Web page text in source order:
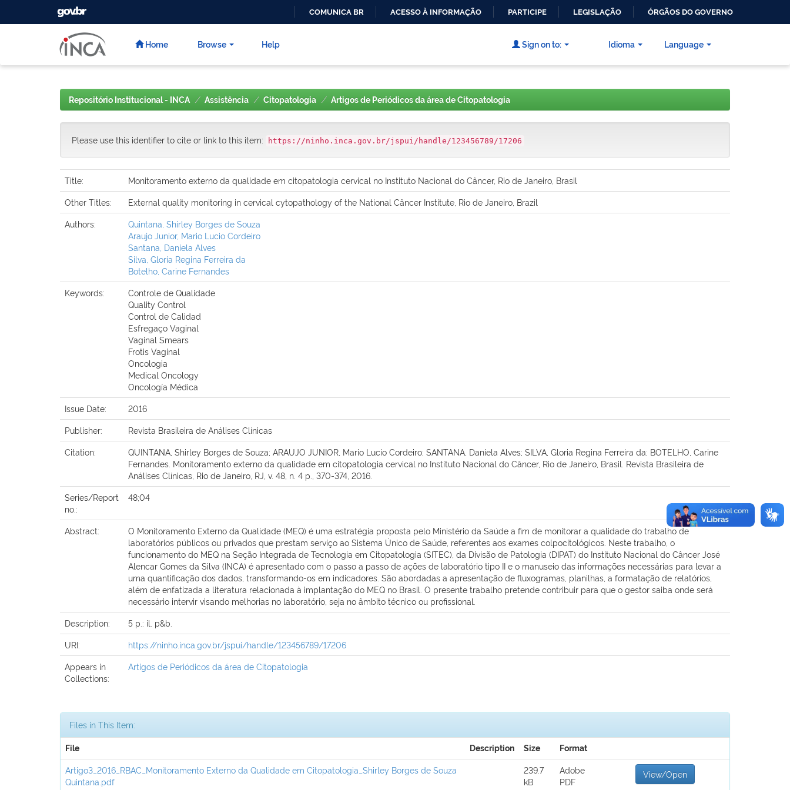
CONTEÚDO
GOVBR
COMUNICA BR ACESSO À INFORMAÇÃO PARTICIPE LEGISLAÇÃO ÓRGÃOS DO GOVERNO
Home Browse Help Language
Sign on to: Idioma
Repositório Institucional - INCA Assistência Citopatologia Artigos de Periódicos da área de Citopatologia
Please use this identifier to cite or link to this item: https://ninho.inca.gov.br/jspui/handle/123456789/17206
Title:
Monitoramento externo da qualidade em citopatologia cervical no Instituto Nacional do Câncer, Rio de Janeiro, Brasil
Other Titles:
External quality monitoring in cervical cytopathology of the National Câncer Institute, Rio de Janeiro, Brazil
Authors:
Quintana, Shirley Borges de Souza
Araujo Junior, Mario Lucio Cordeiro
Santana, Daniela Alves
Silva, Gloria Regina Ferreira da
Botelho, Carine Fernandes
Keywords:
Controle de Qualidade
Quality Control
Control de Calidad
Esfregaço Vaginal
Vaginal Smears
Frotis Vaginal
Oncologia
Medical Oncology
Oncología Médica
Issue Date:
2016
Publisher:
Revista Brasileira de Análises Clínicas
Citation:
QUINTANA, Shirley Borges de Souza; ARAUJO JUNIOR, Mario Lucio Cordeiro; SANTANA, Daniela Alves; SILVA, Gloria Regina Ferreira da; BOTELHO, Carine
Fernandes. Monitoramento externo da qualidade em citopatologia cervical no Instituto Nacional do Câncer, Rio de Janeiro, Brasil. Revista Brasileira de
Análises Clínicas, Rio de Janeiro, RJ, v. 48, n. 4 p., 370-374, 2016.
Series/Report
no.:
48;04
Abstract:
O Monitoramento Externo da Qualidade (MEQ) é uma estratégia proposta pelo Ministério da Saúde a fim de monitorar a qualidade do trabalho de
laboratórios públicos ou privados que prestam serviço ao Sistema Único de Saúde, referentes aos exames colpocitológicos. Neste trabalho, o
funcionamento do MEQ na Seção Integrada de Tecnologia em Citopatologia (SITEC), da Divisão de Patologia (DIPAT) do Instituto Nacional do Câncer José
Alencar Gomes da Silva (INCA) é apresentado com o passo a passo de ações de laboratório tipo II e o manuseio das informações necessárias para levar a
uma quantificação dos dados, transformando-os em indicadores. São abordadas a apresentação de fluxogramas, planilhas, a formatação de relatórios,
além de enfatizada a literatura relacionada à implantação do MEQ no Brasil. O presente trabalho pretende contribuir para que o gestor saiba onde será
necessário intervir visando melhorias no laboratório, seja no âmbito técnico ou profissional.
Description:
5 p.: il. p&b.
URI:
https://ninho.inca.gov.br/jspui/handle/123456789/17206
Appears in
Collections:
Artigos de Periódicos da área de Citopatologia
Files in This Item:
File Description Size Format
Artigo3_2016_RBAC_Monitoramento Externo da Qualidade em Citopatologia_Shirley Borges de Souza
Quintana.pdf
239.7
kB
Adobe
PDF
View/Open